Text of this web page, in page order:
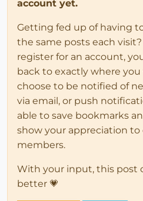
account yet.
Getting fed up of having
the same posts each
register for an account,
back to exactly where you
choose to be notified of
via email, or push
able to save bookmarks
show your appreciation
members.
With your input, this post
better 💗